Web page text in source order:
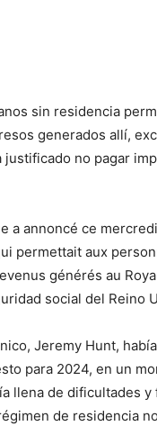
sin residencia
generados allí,
justificado no pagar
a annoncé ce
permettait aux
générés au
social del Reino
Jeremy Hunt,
para 2024, en un
llena de dificultades
de residencia